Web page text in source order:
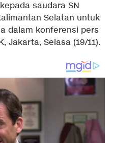
saudara SN
Selatan untuk
dalam konferensi pers
Jakarta, Selasa (19/11).